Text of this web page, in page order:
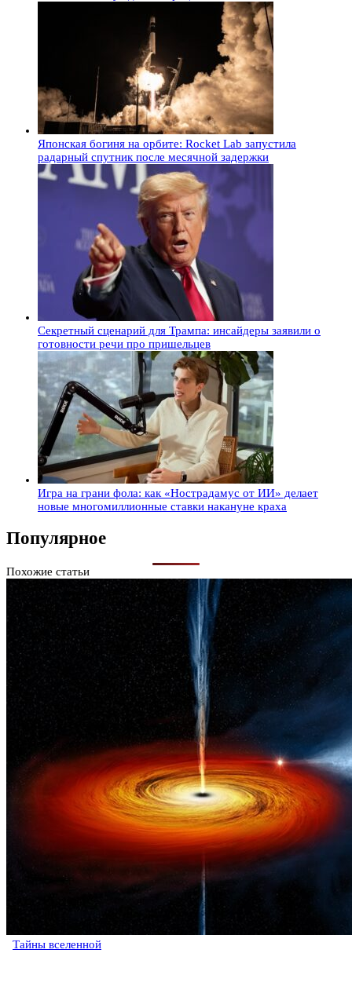
Японская богиня на орбите: Rocket Lab запустила
радарный спутник после месячной задержки
Секретный сценарий для Трампа: инсайдеры заявили о
готовности речи про пришельцев
Игра на грани фола: как «Нострадамус от ИИ» делает
новые многомиллионные ставки накануне краха
Популярное
Похожие статьи
Тайны вселенной